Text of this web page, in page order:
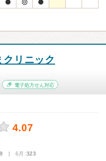
クリニック
電子処方せん対応
4.07
| 6月:323